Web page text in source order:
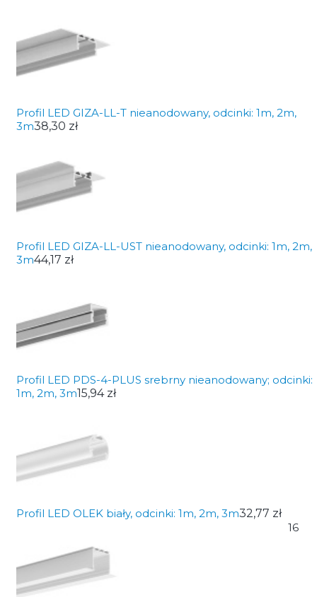
Profil LED GIZA-LL-T nieanodowany, odcinki: 1m, 2m,
3m38,30 zł
Profil LED GIZA-LL-UST nieanodowany, odcinki: 1m, 2m,
3m44,17 zł
Profil LED PDS-4-PLUS srebrny nieanodowany; odcinki:
1m, 2m, 3m15,94 zł
Profil LED OLEK biały, odcinki: 1m, 2m, 3m32,77 zł
16